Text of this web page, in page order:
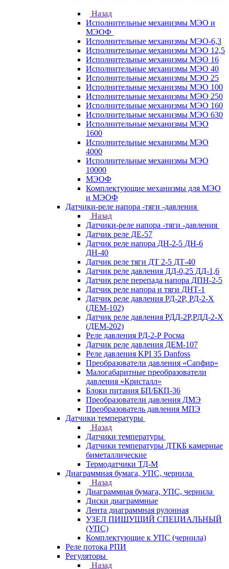
Назад
Исполнительные механизмы МЭО и
МЭОФ
Исполнительные механизмы МЭО-6,3
Исполнительные механизмы МЭО 12,5
Исполнительные механизмы МЭО 16
Исполнительные механизмы МЭО 40
Исполнительные механизмы МЭО 25
Исполнительные механизмы МЭО 100
Исполнительные механизмы МЭО 250
Исполнительные механизмы МЭО 160
Исполнительные механизмы МЭО 630
Исполнительные механизмы МЭО
1600
Исполнительные механизмы МЭО
4000
Исполнительные механизмы МЭО
10000
МЭОФ
Комплектующие механизмы для МЭО
и МЭОФ
Датчики-реле напора -тяги -давления
Назад
Датчики-реле напора -тяги -давления
Датчик реле ДЕ-57
Датчик реле напора ДН-2-5 ДН-6
ДН-40
Датчик реле тяги ДТ 2-5 ДТ-40
Датчик реле давления ДД-0,25 ДД-1,6
Датчик реле перепада напора ДПН-2-5
Датчик реле напора и тяги ДНТ-1
Датчик реле давления РД-2Р, РД-2-Х
(ДЕМ-102)
Датчик реле давления РДД-2Р,РДД-2-Х
(ДЕМ-202)
Реле давления РД-2-Р Росма
Датчик реле давления ДЕМ-107
Реле давления KPI 35 Danfoss
Преобразователи давления «Сапфир»
Малогабаритные преобразователи
давления «Кристалл»
Блоки питания БП/БКП-36
Преобразователи давления ДМЭ
Преобразователь давления МПЭ
Датчики температуры
Назад
Датчики температуры
Датчики температуры ДТКБ камерные
биметаллические
Термодатчики ТД-М
Диаграммная бумага, УПС, чернила
Назад
Диаграммная бумага, УПС, чернила
Диски диаграммные
Лента диаграммная рулонная
УЗЕЛ ПИШУЩИЙ СПЕЦИАЛЬНЫЙ
(УПС)
Комплектующие к УПС (чернила)
Реле потока РПИ
Регуляторы
Назад